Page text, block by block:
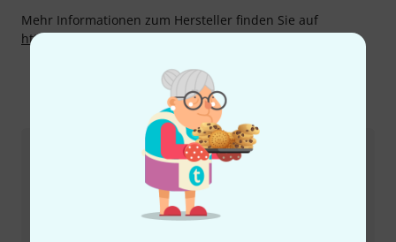
Mehr Informationen zum Hersteller finden Sie auf
http://www.rzclarinets.com
So erreichen Sie uns
Kundenservice Schweiz